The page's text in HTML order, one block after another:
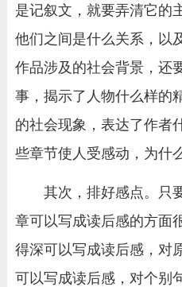
是记叙文，就要弄清它的
他们之间是什么关系，以
作品涉及的社会背景，还
事，揭示了人物什么样的
的社会现象，表达了作者
些章节使人受感动，为什
其次，排好感点。只
章可以写成读后感的方面
得深可以写成读后感，对
可以写成读后感，对个别